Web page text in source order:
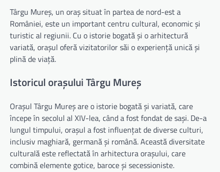
Târgu Mureș, un oraș situat în partea de nord-est a
României, este un important centru cultural, economic și
turistic al regiunii. Cu o istorie bogată și o arhitectură
variată, orașul oferă vizitatorilor săi o experiență unică și
plină de viață.
Istoricul orașului Târgu Mureș
Orașul Târgu Mureș are o istorie bogată și variată, care
începe în secolul al XIV-lea, când a fost fondat de sași. De-a
lungul timpului, orașul a fost influențat de diverse culturi,
inclusiv maghiară, germană și română. Această diversitate
culturală este reflectată în arhitectura orașului, care
combină elemente gotice, baroce și secessioniste.